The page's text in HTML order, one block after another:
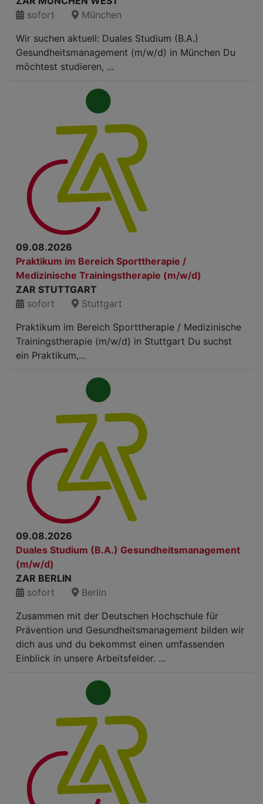
sofort
München
Wir suchen aktuell: Duales Studium (B.A.)
Gesundheitsmanagement (m/w/d) in München Du
möchtest studieren, ...
09.08.2026
Praktikum im Bereich Sporttherapie /
Medizinische Trainingstherapie (m/w/d)
ZAR STUTTGART
sofort
Stuttgart
Praktikum im Bereich Sporttherapie / Medizinische
Trainingstherapie (m/w/d) in Stuttgart Du suchst
ein Praktikum,...
09.08.2026
Duales Studium (B.A.) Gesundheitsmanagement
(m/w/d)
ZAR BERLIN
sofort
Berlin
Zusammen mit der Deutschen Hochschule für
Prävention und Gesundheitsmanagement bilden wir
dich aus und du bekommst einen umfassenden
Einblick in unsere Arbeitsfelder. ...